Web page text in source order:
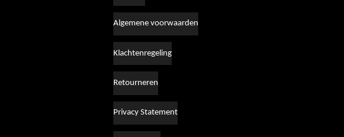
Algemene voorwaarden
Klachtenregeling
Retourneren
Privacy Statement